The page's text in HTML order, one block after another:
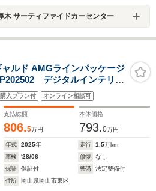
木 サーティファイドカーセンター
ルド AMGラインパッケージ
デジタルインテリア
ッケージ レザーエクスク
ミックスライディングルー
レイ meコネクト パワーシ
購入プラン付 オンライン相談可
支払総額
806.5万円
本体価格
793.0万円
年式 2025年 走行 1.5万km
車検
'28/06 修復
なし
保証
保証付 整備
法定整備付
住所
岡山県岡山市東区